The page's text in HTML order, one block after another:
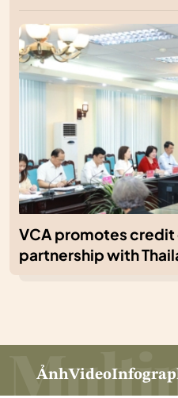
VCA promotes
partnership with
ẢnhVideo